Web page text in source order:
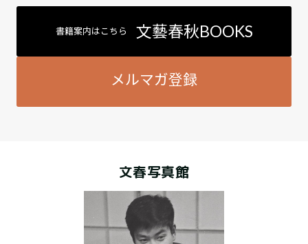
書籍案内はこちら 文藝春秋BOOKS
メルマガ登録
文春写真館